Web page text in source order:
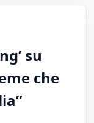
su
che